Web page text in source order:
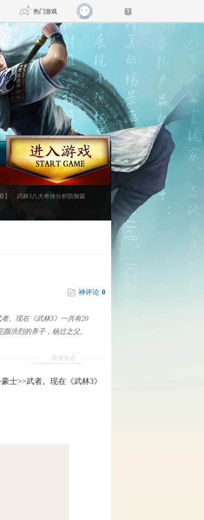
热门游戏
DNF 传奇4
3旗舰版 新天龙八部
仙世界 新仙侠5
】
武林3八大奇侠分析防御篇
神评论 0
新闻导语
。现在《武林3》一共有20
洪烈的养子，杨过之父。
士>>武者。现在《武林3》